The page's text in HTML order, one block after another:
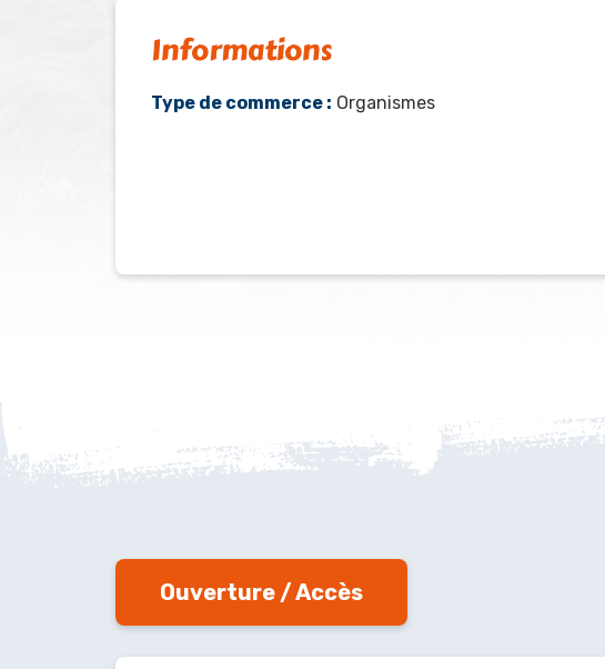
Informations
Type de commerce : Organismes
Ouverture / Accès